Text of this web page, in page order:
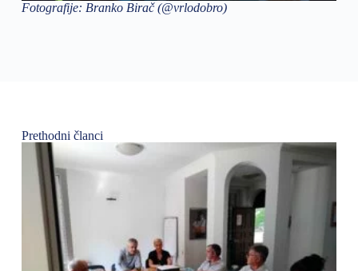
Fotografije: Branko Birač (@vrlodobro)
Prethodni članci